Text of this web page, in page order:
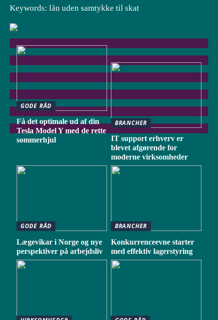
Keywords: lån uden samtykke til skat
GODE RÅD
Få det optimale ud af din
Tesla Model Y med de rette
sommerhjul
BRANCHER
IT support erhverv er
blevet afgørende for
moderne virksomheder
GODE RÅD
Lægevikar i Norge og nye
perspektiver på arbejdsliv
BRANCHER
Konkurrenceevne starter
med effektiv lagerstyring